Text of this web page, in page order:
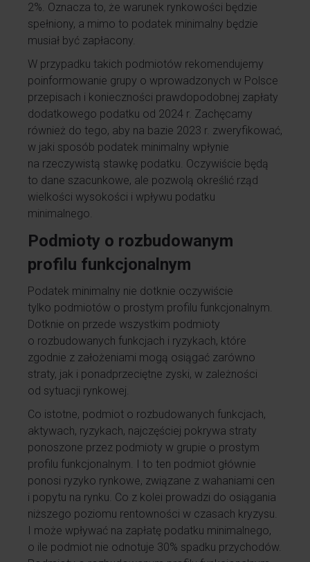
2%. Oznacza to, że warunek rynkowości będzie
spełniony, a mimo to podatek minimalny będzie
musiał być zapłacony.
W przypadku takich podmiotów rekomendujemy
poinformowanie grupy o wprowadzonych w Polsce
przepisach i konieczności prawdopodobnej zapłaty
dodatkowego podatku od 2024 r. Zachęcamy
również do tego, aby na bazie 2023 r. zweryfikować,
w jaki sposób podatek minimalny wpłynie
na rzeczywistą stawkę podatku. Oczywiście będą
to dane szacunkowe, ale pozwolą określić rząd
wielkości wysokości i wpływu podatku
minimalnego.
Podmioty o rozbudowanym
profilu funkcjonalnym
Podatek minimalny nie dotknie oczywiście
tylko podmiotów o prostym profilu funkcjonalnym.
Dotknie on przede wszystkim podmioty
o rozbudowanych funkcjach i ryzykach, które
zgodnie z założeniami mogą osiągać zarówno
straty, jak i ponadprzeciętne zyski, w zależności
od sytuacji rynkowej.
Co istotne, podmiot o rozbudowanych funkcjach,
aktywach, ryzykach, najczęściej pokrywa straty
ponoszone przez podmioty w grupie o prostym
profilu funkcjonalnym. I to ten podmiot głównie
ponosi ryzyko rynkowe, związane z wahaniami cen
i popytu na rynku. Co z kolei prowadzi do osiągania
niższego poziomu rentowności w czasach kryzysu.
I może wpływać na zapłatę podatku minimalnego,
o ile podmiot nie odnotuje 30% spadku przychodów.